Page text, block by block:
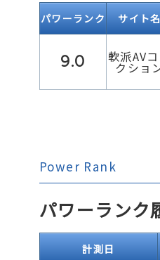
パワーランク サイト名
9.0 軟派AV
クショ
Power Rank
パワーランク
計測日